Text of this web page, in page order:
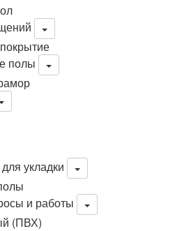
полы
укладки
и работы
(ПВХ)